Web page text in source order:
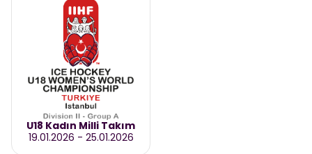
U18 Kadın Milli Takım
19.01.2026 - 25.01.2026